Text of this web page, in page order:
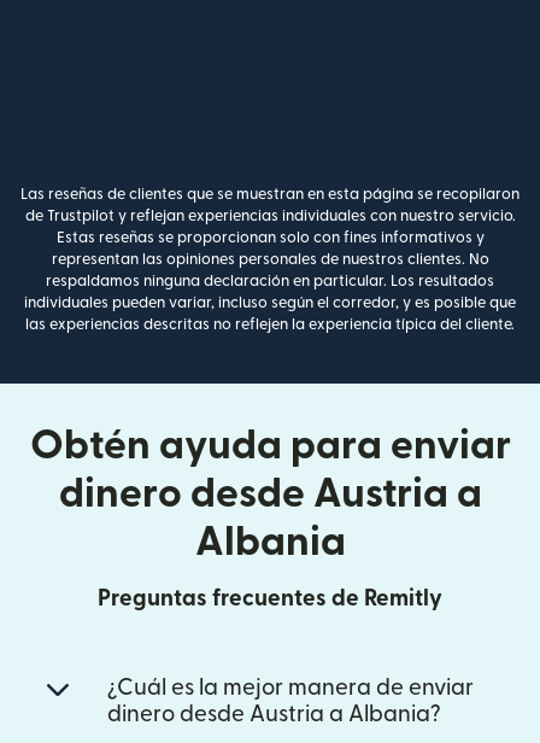
Las reseñas de clientes que se muestran en esta página se recopilaron
de Trustpilot y reflejan experiencias individuales con nuestro servicio.
Estas reseñas se proporcionan solo con fines informativos y
representan las opiniones personales de nuestros clientes. No
respaldamos ninguna declaración en particular. Los resultados
individuales pueden variar, incluso según el corredor, y es posible que
las experiencias descritas no reflejen la experiencia típica del cliente.
Obtén ayuda para enviar
dinero desde Austria a
Albania
Preguntas frecuentes de Remitly
¿Cuál es la mejor manera de enviar
dinero desde Austria a Albania?